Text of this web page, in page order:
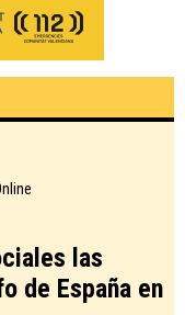
las
de España en